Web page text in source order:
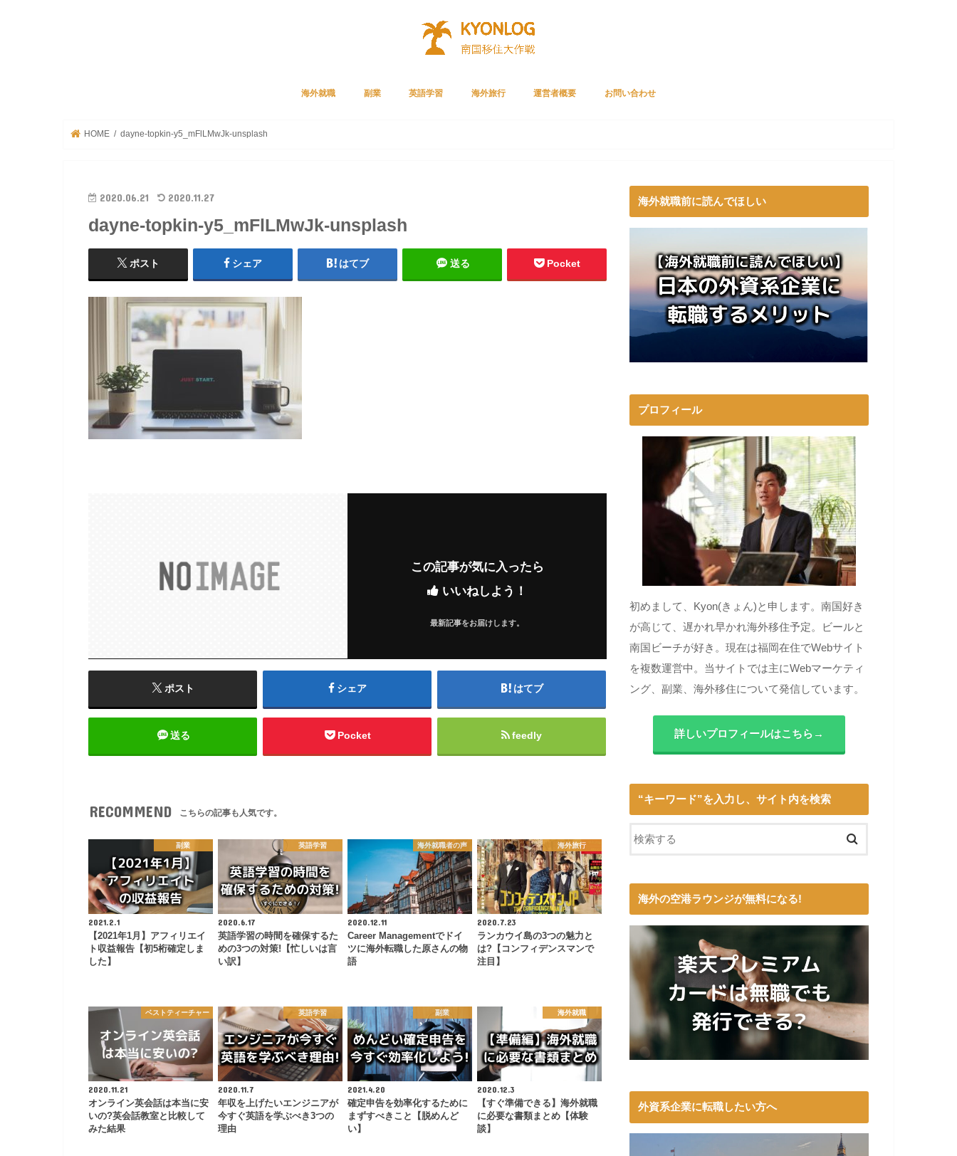
海外就職 副業 英語学習 海外旅行 運営者概要 お問い合わせ
HOME dayne-topkin-y5_mFlLMwJk-unsplash
2020.06.21 2020.11.27
dayne-topkin-y5_mFlLMwJk-unsplash
ポスト シェア はてブ 送る Pocket
この記事が気に入ったら
いいねしよう！
最新記事をお届けします。
ポスト シェア はてブ
送る Pocket feedly
RECOMMEND こちらの記事も人気です。
副業
2021.2.1
【2021年1月】アフィリエイ
ト収益報告【初5桁確定しま
した】
英語学習
2020.6.17
英語学習の時間を確保するた
めの3つの対策!【忙しいは言
い訳】
海外就職者の声
2020.12.11
Career Managementでドイ
ツに海外転職した原さんの物
語
海外旅行
2020.7.23
ランカウイ島の3つの魅力と
は?【コンフィデンスマンで
注目】
ベストティーチャー
2020.11.21
オンライン英会話は本当に安
いの?英会話教室と比較して
みた結果
英語学習
2020.11.7
年収を上げたいエンジニアが
今すぐ英語を学ぶべき3つの
理由
副業
2021.4.20
確定申告を効率化するために
まずすべきこと【脱めんど
い】
海外就職
2020.12.3
【すぐ準備できる】海外就職
に必要な書類まとめ【体験
談】
海外就職前に読んでほしい
プロフィール
初めまして、Kyon(きょん)と申します。南国好き
が高じて、遅かれ早かれ海外移住予定。ビールと
南国ビーチが好き。現在は福岡在住でWebサイト
を複数運営中。当サイトでは主にWebマーケティ
ング、副業、海外移住について発信しています。
詳しいプロフィールはこちら→
“キーワード”を入力し、サイト内を検索
海外の空港ラウンジが無料になる!
外資系企業に転職したい方へ